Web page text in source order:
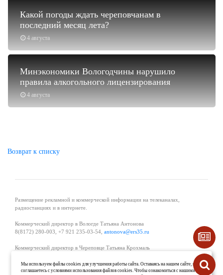
4 августа
Какой погоды ждать череповчанам в
последний месяц лета?
4 августа
Минэкономики Вологодчины нарушило
правила алкогольного лицензирования
Возврат к списку
Размещение рекламной и коммерческой информации на телеканалах,
радиостанциях и в интернете.
Коммерческий директор в Вологде Татьяна Антонова
8(8172) 280-003, +7 921 235-03-54, antonova@ers35.ru
Коммерческий директор в Череповце Татьяна Крохмаль
Начальник отдела рекламы в Великом Устюге Екатерина Вьюжанина 8(81738)
Мы используем файлы cookies для улучшения работы сайта. Оставаясь на нашем сайте, вы
соглашаетесь с условиями использования файлов cookies. Чтобы ознакомиться с нашими